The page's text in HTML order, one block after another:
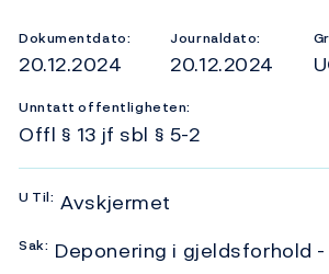
Dokumentdato:
20.12.2024
Journaldato:
20.12.2024
Unntatt offentligheten:
Offl § 13 jf sbl § 5-2
U Til: Avskjermet
Sak: Deponering i gjeldsforhold